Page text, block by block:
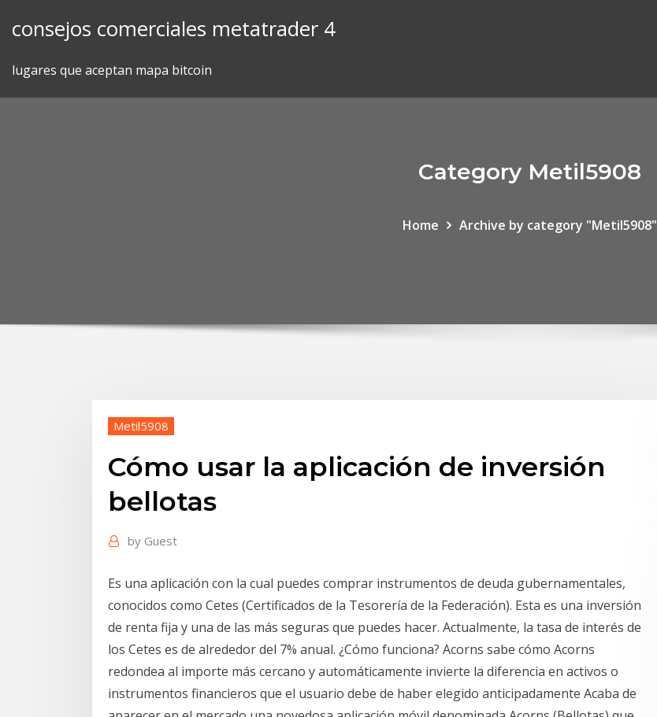
consejos comerciales metatrader 4
lugares que aceptan mapa bitcoin
Category Metil5908
Home Archive by category "Metil5908"
Metil5908
Cómo usar la aplicación de inversión
bellotas
by Guest
Es una aplicación con la cual puedes comprar instrumentos de deuda gubernamentales,
conocidos como Cetes (Certificados de la Tesorería de la Federación). Esta es una inversión
de renta fija y una de las más seguras que puedes hacer. Actualmente, la tasa de interés de
los Cetes es de alrededor del 7% anual. ¿Cómo funciona? Acorns sabe cómo Acorns
redondea al importe más cercano y automáticamente invierte la diferencia en activos o
instrumentos financieros que el usuario debe de haber elegido anticipadamente Acaba de